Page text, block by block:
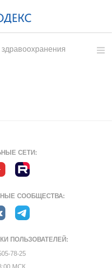
СЕТИ:
СООБЩЕСТВА:
ПОЛЬЗОВАТЕЛЕЙ:
78-25